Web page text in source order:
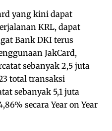
yang kini dapat
KRL, dapat
Bank DKI terus
JakCard,
sebanyak 2,5 juta
total transaksi
sebanyak 5,1 juta
secara Year on Year